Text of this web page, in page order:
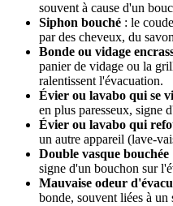
souvent à cause d'un
Siphon bouché : le
par des cheveux, du
Bonde ou vidage
panier de vidage ou la
ralentissent l'évacuation.
Évier ou lavabo qui se
en plus paresseux, signe
Évier ou lavabo qui
un autre appareil (lave-
Double vasque bouchée
signe d'un bouchon sur
Mauvaise odeur
bonde, souvent liées à un